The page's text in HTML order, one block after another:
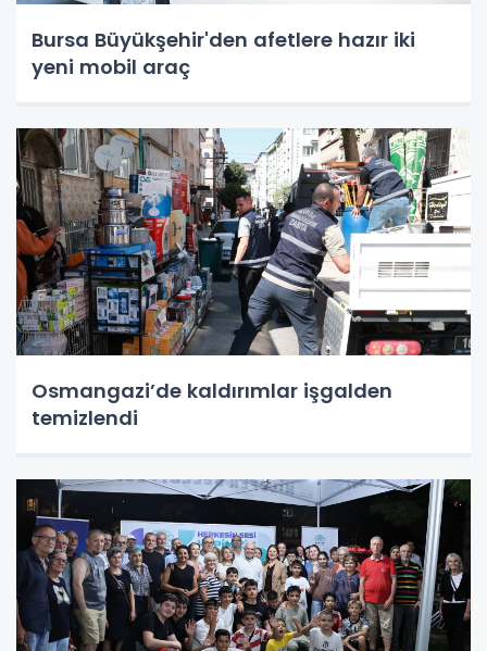
Bursa Büyükşehir'den afetlere hazır iki
yeni mobil araç
Osmangazi’de kaldırımlar işgalden
temizlendi